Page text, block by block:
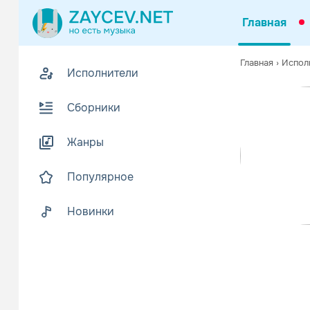
Главная
Исполнители
Сборники
Жанры
Популярное
Новинки
Главная ›
The
Hooters в